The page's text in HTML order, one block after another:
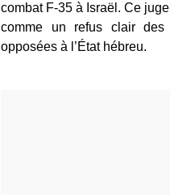
combat F-35 à Israël. Ce
comme un refus clair des
opposées à l’État hébreu.